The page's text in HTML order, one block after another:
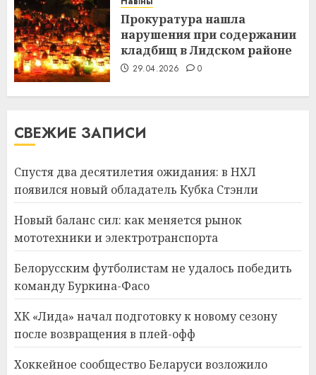
Прокуратура нашла
нарушения при содержании
кладбищ в Лидском районе
29.04.2026 0
СВЕЖИЕ ЗАПИСИ
Спустя два десятилетия ожидания: в НХЛ
появился новый обладатель Кубка Стэнли
Новый баланс сил: как меняется рынок
мототехники и электротранспорта
Белорусским футболистам не удалось победить
команду Буркина-Фасо
ХК «Лида» начал подготовку к новому сезону
после возвращения в плей-офф
Хоккейное сообщество Беларуси возложило